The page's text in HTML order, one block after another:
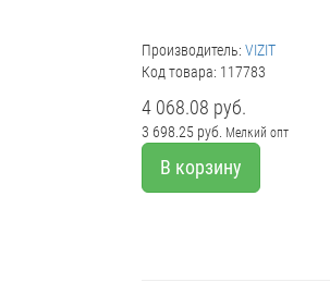
Производитель: VIZIT
Код товара: 117783
4 068.08 руб.
3 698.25 руб. Мелкий опт
В корзину